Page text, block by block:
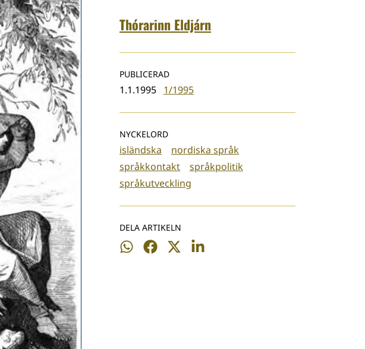
Thórarinn Eldjárn
PUBLICERAD
1.1.1995 1/1995
NYCKELORD
isländska
nordiska språk
språkkontakt
språkpolitik
språkutveckling
DELA ARTIKELN
Dela
Dela
Dela
Dela